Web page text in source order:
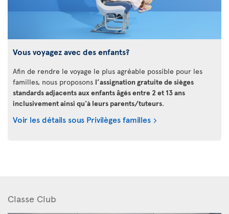
Vous voyagez avec des enfants?
Afin de rendre le voyage le plus agréable possible pour les
familles, nous proposons l’assignation gratuite de sièges
standards adjacents aux enfants âgés entre 2 et 13 ans
inclusivement ainsi qu'à leurs parents/tuteurs.
Voir les détails sous Privilèges familles
Classe Club